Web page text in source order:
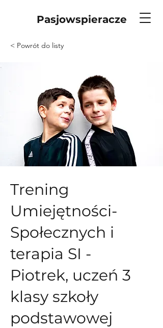
Pasjowspieracze
< Powrót do listy
Trening
Umiejętności-
Społecznych i
terapia SI -
Piotrek, uczeń 3
klasy szkoły
podstawowej